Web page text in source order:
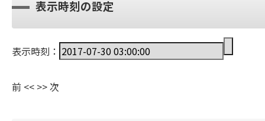
表示時刻の設定
表示時刻：
前 << >>次